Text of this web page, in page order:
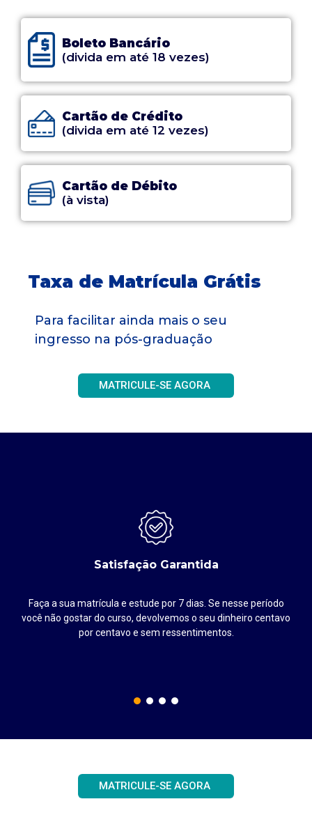
Boleto Bancário
(divida em até 18 vezes)
Cartão de Crédito
(divida em até 12 vezes)
Cartão de Débito
(à vista)
Taxa de Matrícula Grátis
Para facilitar ainda mais o seu
ingresso na pós-graduação
MATRICULE-SE AGORA
Satisfação Garantida
Faça a sua matrícula e estude por 7 dias. Se nesse período
você não gostar do curso, devolvemos o seu dinheiro centavo
por centavo e sem ressentimentos.
MATRICULE-SE AGORA